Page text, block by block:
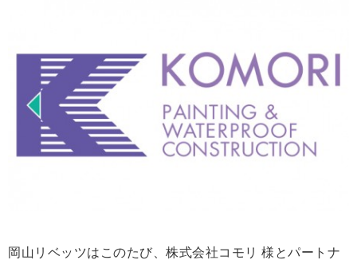
岡山リベッツはこのたび、株式会社コモリ 様とパートナ